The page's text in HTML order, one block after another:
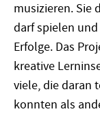
musizieren. Sie
darf spielen
Erfolge. Das
kreative
viele, die daran
konnten als